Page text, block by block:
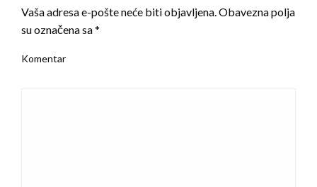
Vaša adresa e-pošte neće biti objavljena. Obavezna polja
su označena sa*
Komentar